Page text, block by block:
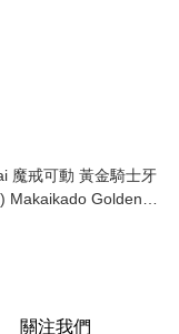
魔戒可動 黃金騎士牙
Makaikado Golden
關注我們